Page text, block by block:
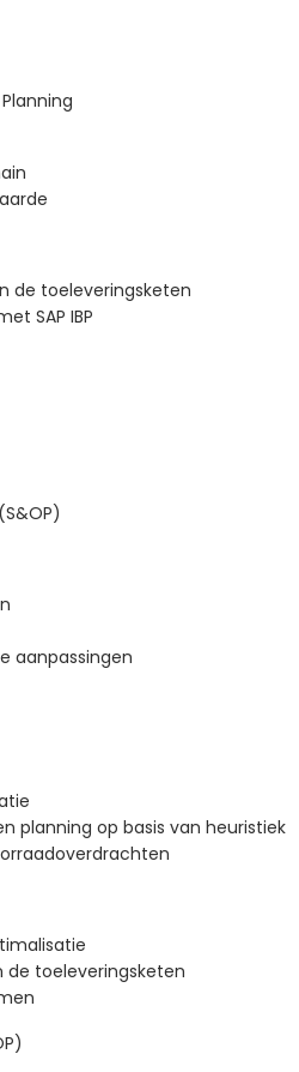
de toeleveringsketen
SAP IBP
aanpassingen
planning op basis van heuristiek
de toeleveringsketen